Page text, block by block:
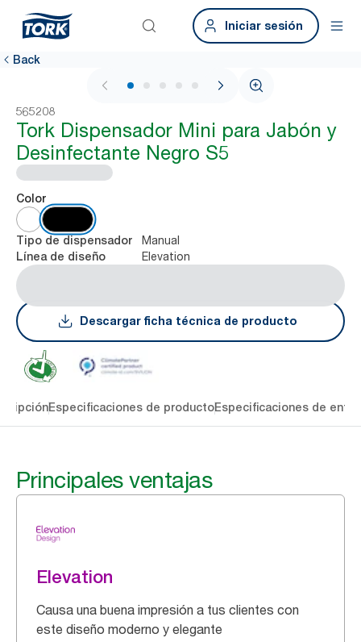
Iniciar sesión
Back
1 / 6
565208
Tork Dispensador Mini para Jabón y
Desinfectante Negro S5
Color
Tipo de dispensador Manual
Línea de diseño Elevation
Descargar ficha técnica de producto
Especificaciones de productoEspecificaciones de
Principales ventajas
Elevation
Causa una buena impresión a tus clientes con
este diseño moderno y elegante